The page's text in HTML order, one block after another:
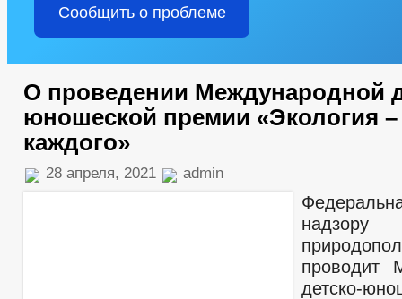
Сообщить о проблеме
О проведении Международной
юношеской премии «Экология
каждого»
28 апреля, 2021 admin
проводит
детско-